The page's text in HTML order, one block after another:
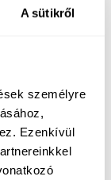
A sütikről
személyre
Ezenkívül